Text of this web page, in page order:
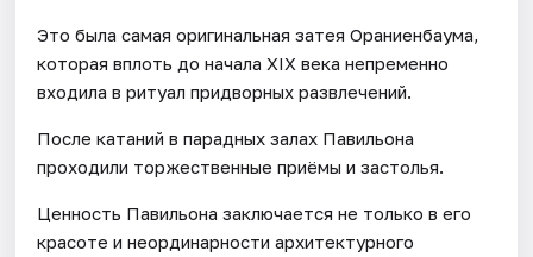
Это была самая оригинальная затея Ораниенбаума,
которая вплоть до начала XIX века непременно
входила в ритуал придворных развлечений.
После катаний в парадных залах Павильона
проходили торжественные приёмы и застолья.
Ценность Павильона заключается не только в его
красоте и неординарности архитектурного